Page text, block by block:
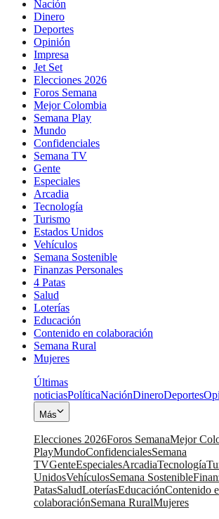
Nación
Dinero
Deportes
Opinión
Impresa
Jet Set
Elecciones 2026
Foros Semana
Mejor Colombia
Semana Play
Mundo
Confidenciales
Semana TV
Gente
Especiales
Arcadia
Tecnología
Turismo
Estados Unidos
Vehículos
Semana Sostenible
Finanzas Personales
4 Patas
Salud
Loterías
Educación
Contenido en colaboración
Semana Rural
Mujeres
Últimas
noticiasPolíticaNaciónDineroDeportes
Más
Elecciones 2026Foros SemanaMejor
PlayMundoConfidencialesSemana
TVGenteEspecialesArcadiaTecnología
UnidosVehículosSemana Sostenible
PatasSaludLoteríasEducaciónContenido
colaboraciónSemana RuralMujeres